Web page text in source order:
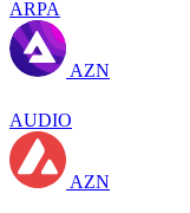
ARPA
AZN
AUDIO
AZN